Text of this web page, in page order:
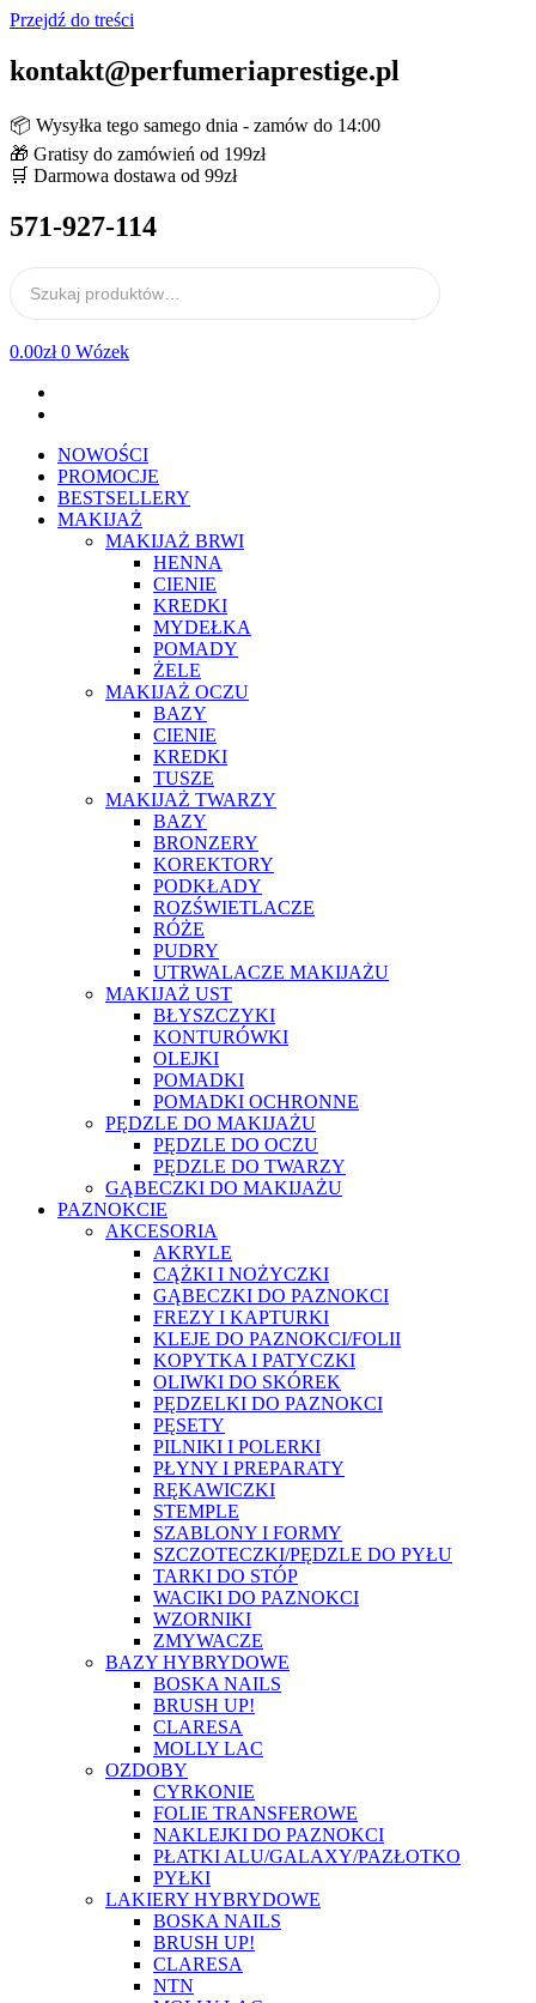
Przejdź do treści
kontakt@perfumeriaprestige.pl
📦 Wysyłka tego samego dnia - zamów do 14:00
🎁 Gratisy do zamówień od 199zł
🛒 Darmowa dostawa od 99zł
571-927-114
0.00zł 0 Wózek
NOWOŚCI
PROMOCJE
BESTSELLERY
MAKIJAŻ
MAKIJAŻ BRWI
HENNA
CIENIE
KREDKI
MYDEŁKA
POMADY
ŻELE
MAKIJAŻ OCZU
BAZY
CIENIE
KREDKI
TUSZE
MAKIJAŻ TWARZY
BAZY
BRONZERY
KOREKTORY
PODKŁADY
ROZŚWIETLACZE
RÓŻE
PUDRY
UTRWALACZE MAKIJAŻU
MAKIJAŻ UST
BŁYSZCZYKI
KONTURÓWKI
OLEJKI
POMADKI
POMADKI OCHRONNE
PĘDZLE DO MAKIJAŻU
PĘDZLE DO OCZU
PĘDZLE DO TWARZY
GĄBECZKI DO MAKIJAŻU
PAZNOKCIE
AKCESORIA
AKRYLE
CĄŻKI I NOŻYCZKI
GĄBECZKI DO PAZNOKCI
FREZY I KAPTURKI
KLEJE DO PAZNOKCI/FOLII
KOPYTKA I PATYCZKI
OLIWKI DO SKÓREK
PĘDZELKI DO PAZNOKCI
PĘSETY
PILNIKI I POLERKI
PŁYNY I PREPARATY
RĘKAWICZKI
STEMPLE
SZABLONY I FORMY
SZCZOTECZKI/PĘDZLE DO PYŁU
TARKI DO STÓP
WACIKI DO PAZNOKCI
WZORNIKI
ZMYWACZE
BAZY HYBRYDOWE
BOSKA NAILS
BRUSH UP!
CLARESA
MOLLY LAC
OZDOBY
CYRKONIE
FOLIE TRANSFEROWE
NAKLEJKI DO PAZNOKCI
PŁATKI ALU/GALAXY/PAZŁOTKO
PYŁKI
LAKIERY HYBRYDOWE
BOSKA NAILS
BRUSH UP!
CLARESA
NTN